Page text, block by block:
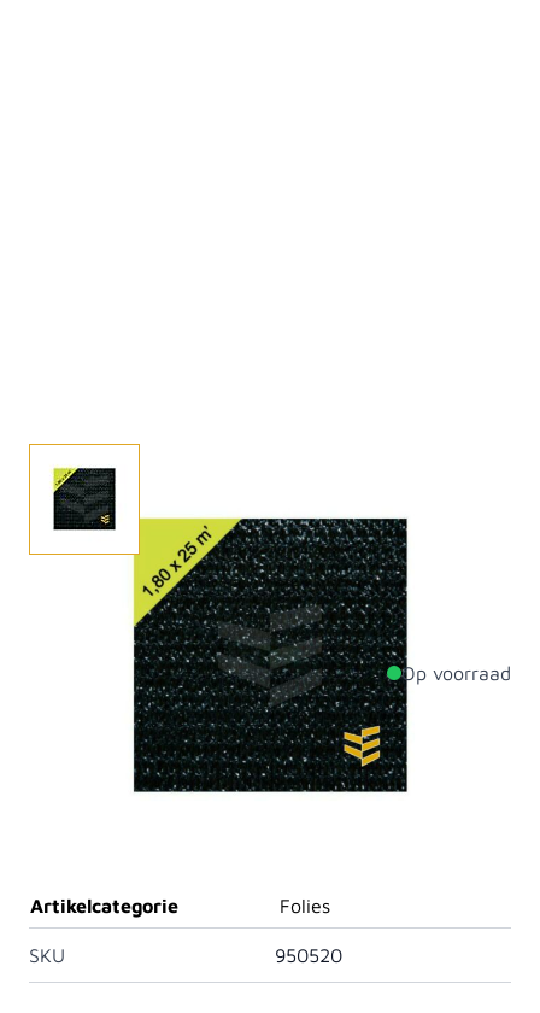
Zorg voor privacy met zichtdichtgaas van Van Dorp
Hout. Verkrijgbaar in diverse afmetingen.
Op voorraad
Productdetails
2000mm
Artikelcategorie
Folies
SKU 950520